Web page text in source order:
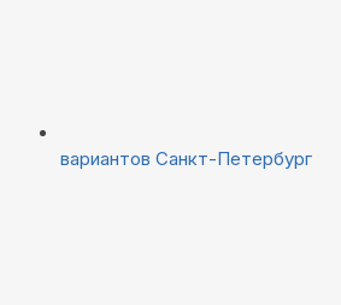
вариантов Санкт-Петербург